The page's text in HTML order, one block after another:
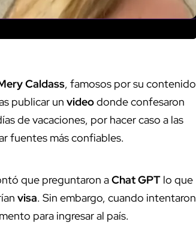
Caldass, famosos por su contenido
publicar un videodonde confesaron
de vacaciones, por hacer caso a las
fuentes más confiables.
que preguntaron aChat GPT lo que
visa. Sin embargo, cuando intentaron
para ingresar al país.